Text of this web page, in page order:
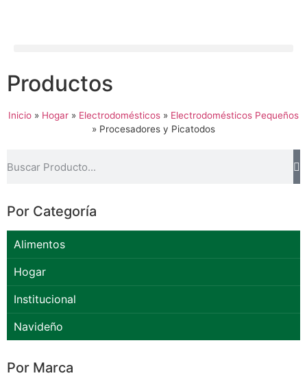
Productos
Inicio » Hogar » Electrodomésticos » Electrodomésticos Pequeños
» Procesadores y Picatodos
Por Categoría
Alimentos
Hogar
Institucional
Navideño
Por Marca